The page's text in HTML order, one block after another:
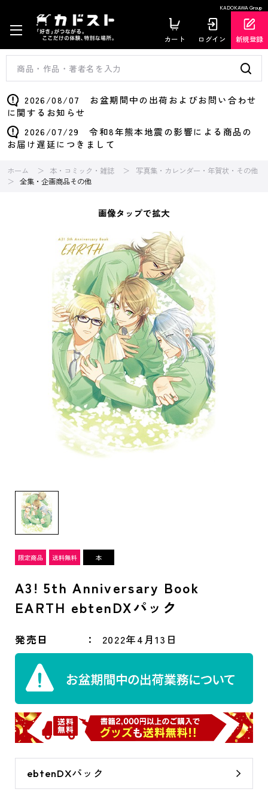
KADOKAWA Group
カート ログイン 新規登録
2026/08/07 お盆期間中の出荷およびお問い合わせ
に関するお知らせ
2026/07/29 令和8年熊本地震の影響による商品の
お届け遅延につきまして
ホーム 本・コミック・雑誌
写真集・カレンダー・年賀状・その他
全集・企画商品その他
画像タップで拡大
A3! 5th Anniversary Book
EARTH ebtenDXパック
発売日 2022年4月13日
ebtenDXパック